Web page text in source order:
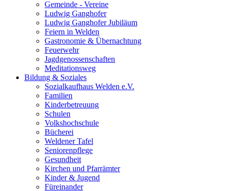
Gemeinde - Vereine
Ludwig Ganghofer
Ludwig Ganghofer Jubiläum
Feiern in Welden
Gastronomie & Übernachtung
Feuerwehr
Jagdgenossenschaften
Meditationsweg
Bildung & Soziales
Sozialkaufhaus Welden e.V.
Familien
Kinderbetreuung
Schulen
Volkshochschule
Bücherei
Weldener Tafel
Seniorenpflege
Gesundheit
Kirchen und Pfarrämter
Kinder & Jugend
Füreinander